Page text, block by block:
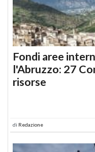
Fondi aree
l'Abruzzo: 27
risorse
di Redazione